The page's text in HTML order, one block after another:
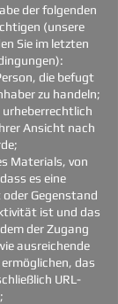
der folgenden
(unsere
Sie im letzten
die befugt
zu handeln;
urheberrechtlich
Ansicht nach
Materials, von
es eine
Gegenstand
ist und das
der Zugang
ausreichende
das
URL-